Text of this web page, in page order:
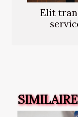
Elit
SIMILAIRE